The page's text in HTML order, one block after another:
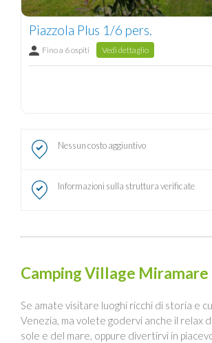
Piazzola Plus 1/6 pers.
Fino a 6 ospiti Vedi dettaglio
Nessun costo aggiuntivo
Informazioni sulla struttura verificate
Camping Village Miramare
Se amate visitare luoghi ricchi di storia e
Venezia, ma volete godervi anche il relax
sole e del mare, oppure divertirvi in